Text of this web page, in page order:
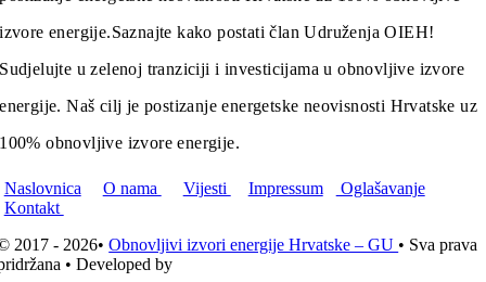
izvore energije.Saznajte kako postati član Udruženja OIEH!
Sudjelujte u zelenoj tranziciji i investicijama u obnovljive izvore
energije. Naš cilj je postizanje energetske neovisnosti Hrvatske uz
100% obnovljive izvore energije.
Naslovnica O nama Vijesti Impressum
Oglašavanje
Kontakt
2017 - 2026•Obnovljivi izvori energije Hrvatske – GU • Sva prava
• Developed by